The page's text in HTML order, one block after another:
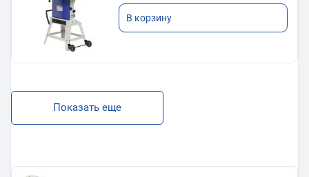
В корзину
Показать еще